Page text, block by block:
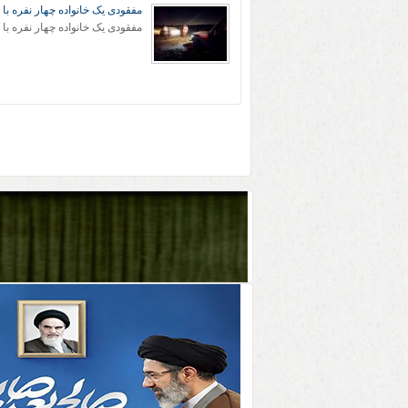
مفقودی یک خانواده چهار نفره
مفقودی یک خانواده چهار نفره